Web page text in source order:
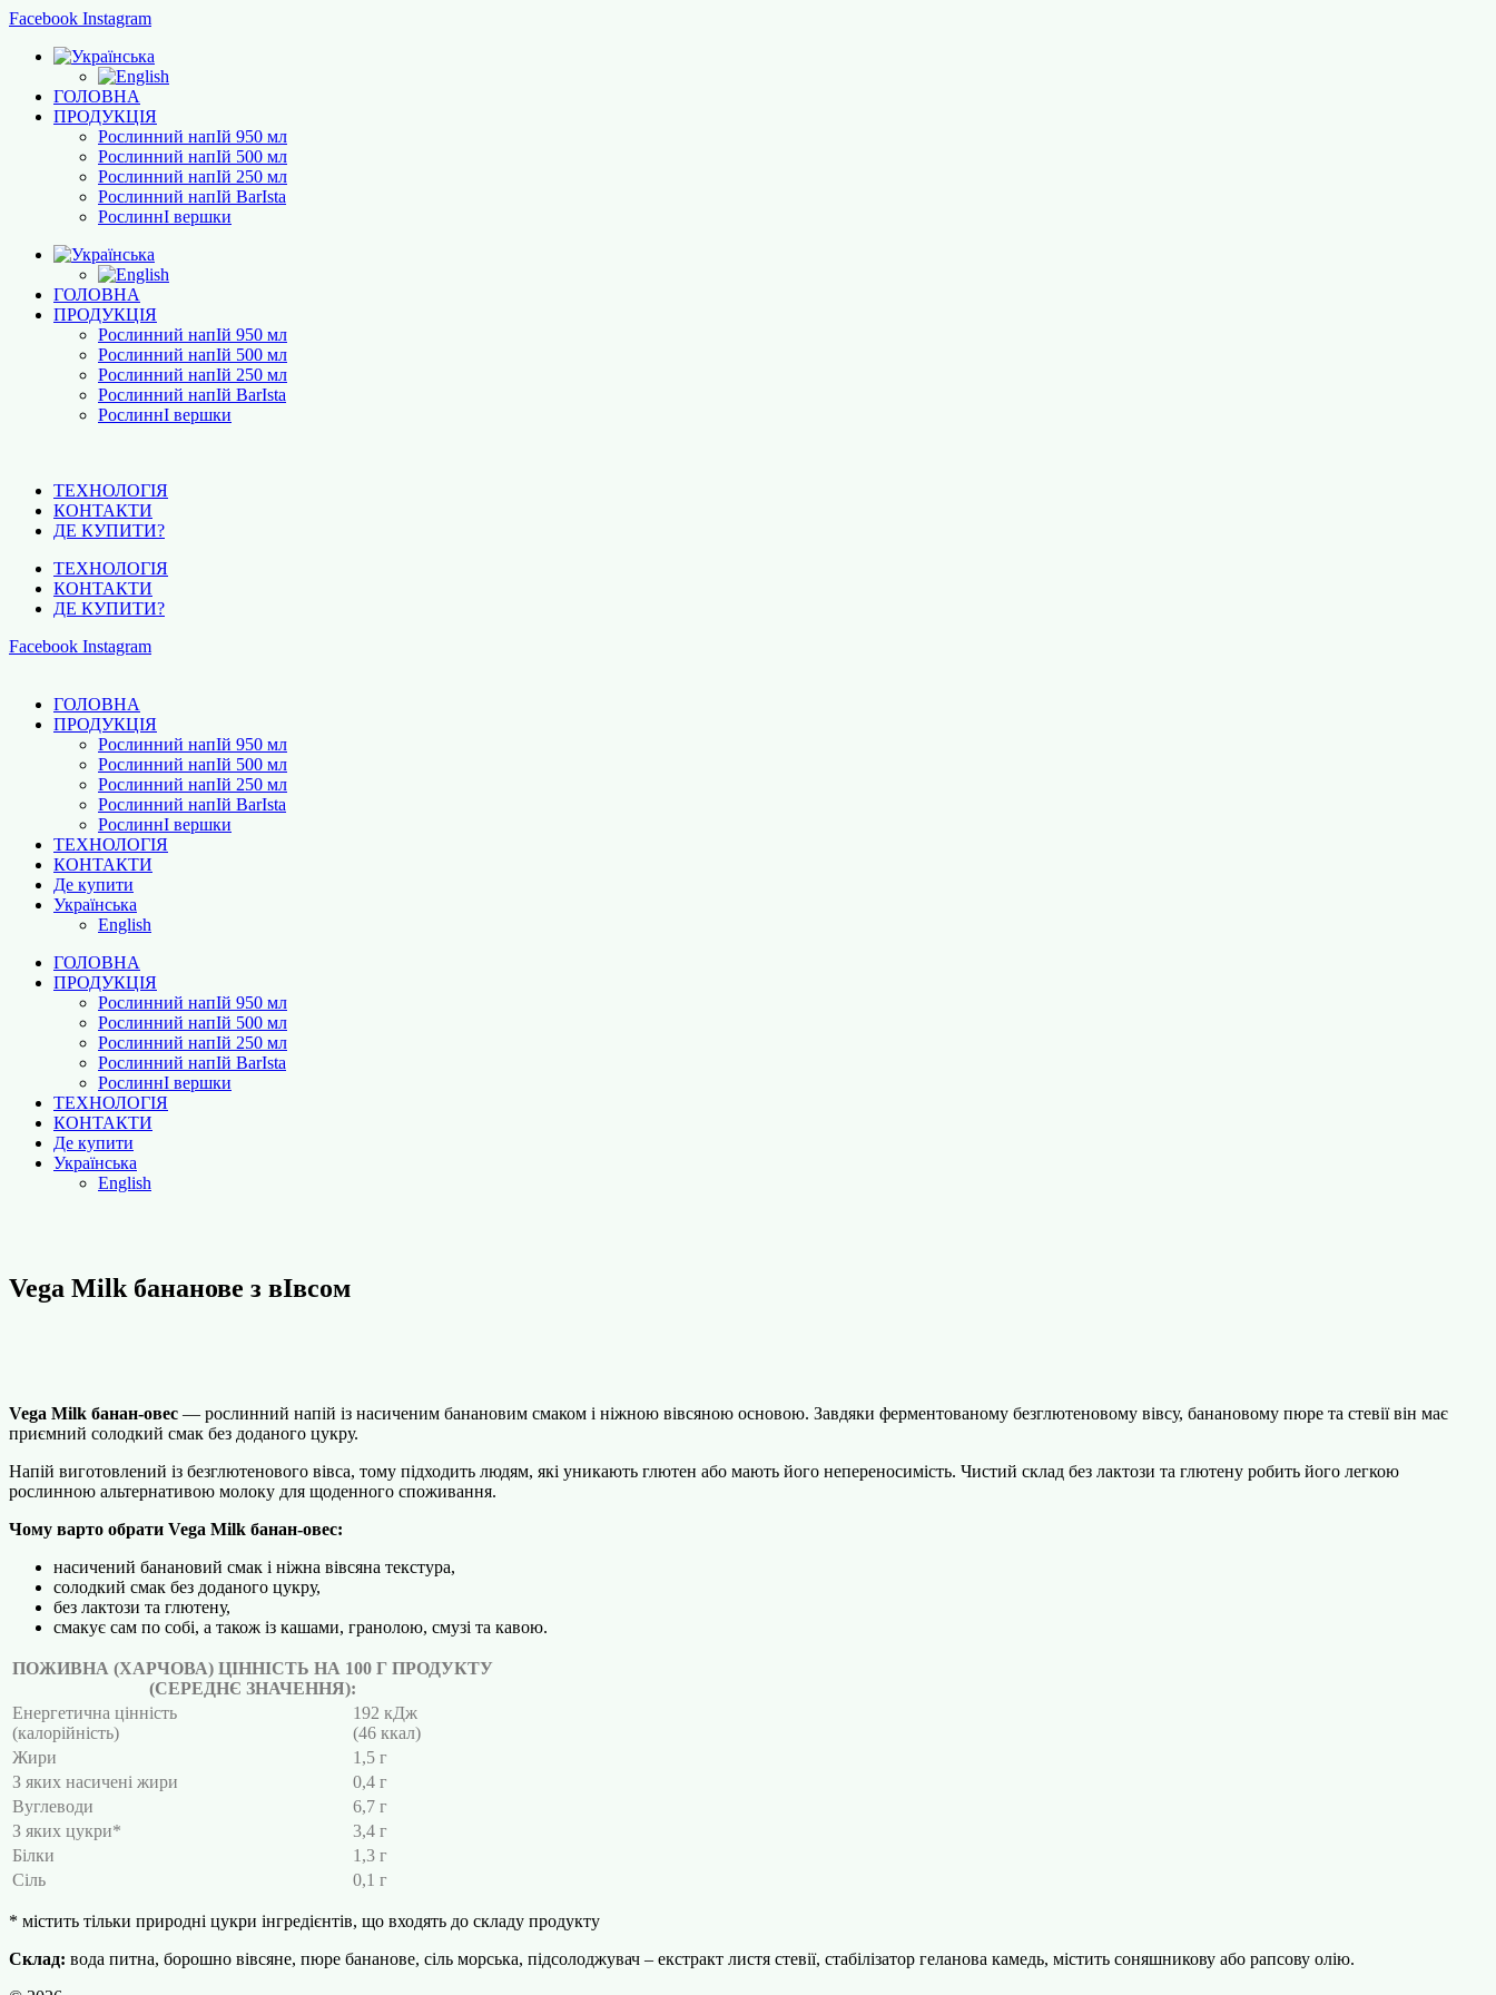
Facebook Instagram
ГОЛОВНА
ПРОДУКЦІЯ
Рослинний напІй 950 мл
Рослинний напІй 500 мл
Рослинний напІй 250 мл
Рослинний напІй BarІsta
РослиннІ вершки
ГОЛОВНА
ПРОДУКЦІЯ
Рослинний напІй 950 мл
Рослинний напІй 500 мл
Рослинний напІй 250 мл
Рослинний напІй BarІsta
РослиннІ вершки
ТЕХНОЛОГІЯ
КОНТАКТИ
ДЕ КУПИТИ?
ТЕХНОЛОГІЯ
КОНТАКТИ
ДЕ КУПИТИ?
Facebook Instagram
ГОЛОВНА
ПРОДУКЦІЯ
Рослинний напІй 950 мл
Рослинний напІй 500 мл
Рослинний напІй 250 мл
Рослинний напІй BarІsta
РослиннІ вершки
ТЕХНОЛОГІЯ
КОНТАКТИ
Де купити
Українська
English
ГОЛОВНА
ПРОДУКЦІЯ
Рослинний напІй 950 мл
Рослинний напІй 500 мл
Рослинний напІй 250 мл
Рослинний напІй BarІsta
РослиннІ вершки
ТЕХНОЛОГІЯ
КОНТАКТИ
Де купити
Українська
English
Vega Milk бананове з вІвсом
Vega Milk банан-овес — рослинний напій із насиченим банановим смаком і ніжною вівсяною основою. Завдяки ферментованому безглютеновому вівсу, банановому пюре та стевії він має
приємний солодкий смак без доданого цукру.
Напій виготовлений із безглютенового вівса, тому підходить людям, які уникають глютен або мають його непереносимість. Чистий склад без лактози та глютену робить його легкою
рослинною альтернативою молоку для щоденного споживання.
Чому варто обрати Vega Milk банан-овес:
насичений банановий смак і ніжна вівсяна текстура,
солодкий смак без доданого цукру,
без лактози та глютену,
смакує сам по собі, а також із кашами, гранолою, смузі та кавою.
ПОЖИВНА (ХАРЧОВА) ЦІННІСТЬ НА 100 Г ПРОДУКТУ
(СЕРЕДНЄ ЗНАЧЕННЯ):
Енергетична цінність
(калорійність)
192 кДж
(46 ккал)
Жири
1,5 г
З яких насичені жири
0,4 г
Вуглеводи
6,7 г
З яких цукри*
3,4 г
Білки
1,3 г
Сіль
0,1 г
* містить тільки природні цукри інгредієнтів, що входять до складу продукту
Склад: вода питна, борошно вівсяне, пюре бананове, сіль морська, підсолоджувач – екстракт листя стевії, cтабілізатор геланова камедь, містить соняшникову або рапсову олію.